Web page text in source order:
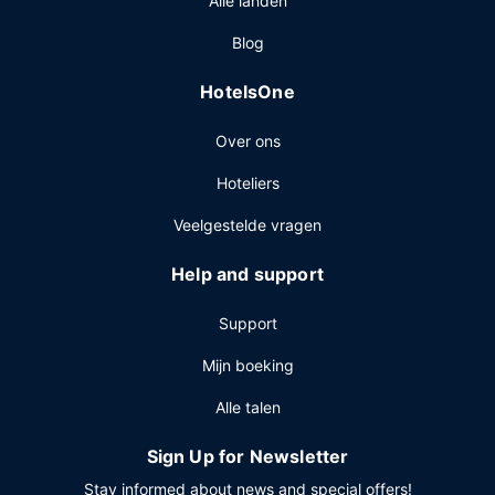
Blog
HotelsOne
Over ons
Hoteliers
Veelgestelde vragen
Help and support
Support
Mijn boeking
Alle talen
Sign Up for Newsletter
Stay informed about news and special offers!